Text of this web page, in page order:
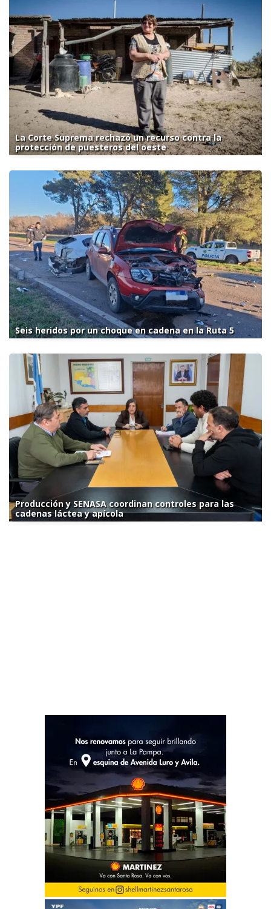
La Corte Suprema rechazó un recurso contra la
protección de puesteros del oeste
Seis heridos por un choque en cadena en la Ruta 5
Producción y SENASA coordinan controles para las
cadenas láctea y apícola